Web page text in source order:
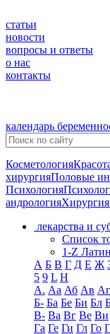
статьи
новости
вопросы и ответы
о нас
контакты
календарь
Косметология
хирургияПоловые
Психология
андрологияХирургия
лекарства и
Список
1-Z
А Б В Г Д Е Ж
5 9 L H
А. Аа Аб Ав Аг
Б- Ба Бе Би Бл
В- Ва Вг Ве Ви
Га Ге Ги Гл Го